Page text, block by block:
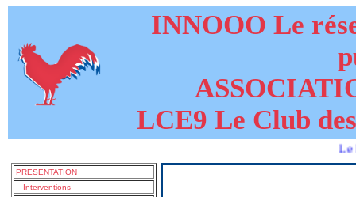
INNOOO Le
LCE9 Le Club
Le livre de
PRESENTATION
Interventions